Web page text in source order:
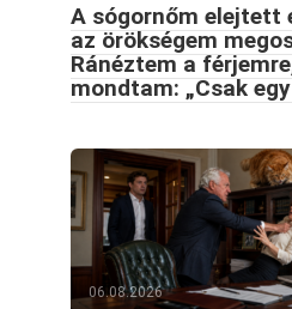
A sógornőm elejtett
az örökségem
Ránéztem a
mondtam: „Csak
06.08.2026